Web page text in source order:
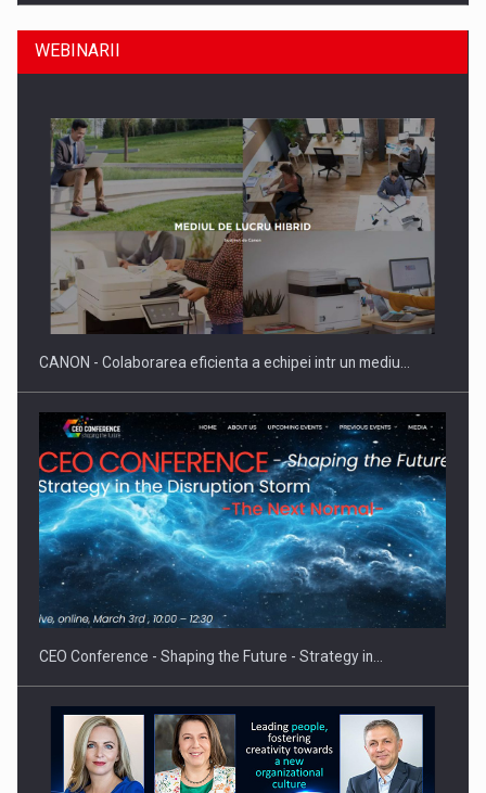
Producatorii si comerciantii care nu se supun noilor
reglementari…
Proteinmaxxing and the Future of Protein Demand
WEBINARII
CANON - Colaborarea eficienta a echipei intr un mediu…
CEO Conference - Shaping the Future - Strategy in…